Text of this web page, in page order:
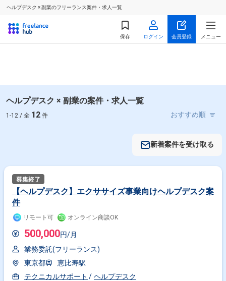
ヘルプデスク × 副業のフリーランス案件・求人一覧
保存 ログイン 会員登録 メニュー
ヘルプデスク × 副業の案件・求人一覧
1-12 / 全 12 件
新着案件を受け取る
【ヘルプデスク】エクササイズ事業向けヘルプデスク案
件
リモート可 オンライン商談OK
500,000円/月
業務委託(フリーランス)
東京都
恵比寿駅
テクニカルサポート
ヘルプデスク